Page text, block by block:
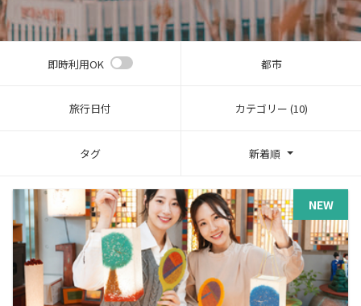
即時利用OK 都市
旅行日付 カテゴリー (10)
タグ 新着順
NEW